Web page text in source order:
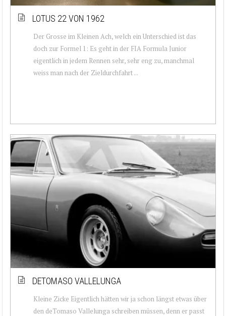
LOTUS 22 VON 1962
Der Grosse im Kleinen Ach, welch ein Unterschied ist das
doch zur Formel 1: Es geht in der FIA Formula Junior
eigentlich in jedem Rennen sehr, sehr eng zu, manchmal
weiss man nach der Zieldurchfahrt ...
DETOMASO VALLELUNGA
Kleine Zicke Eigentlich hätten wir ja schon längst etwas über
den deTomaso Vallelunga schreiben müssen, denn er passt